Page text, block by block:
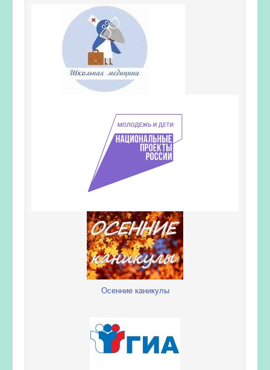
Осенние каникулы